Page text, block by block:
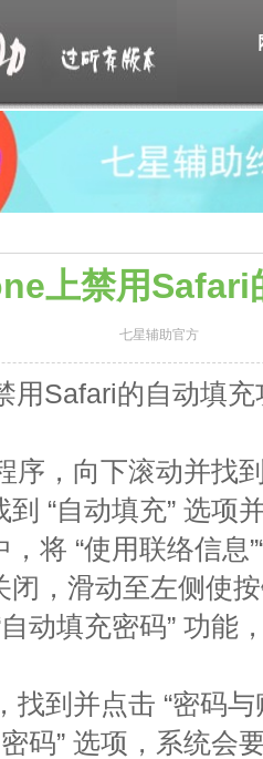
上禁用Safari
七星辅助官方
用Safari的自动填
序，向下滚动并找
“自动填充” 选项
将 “使用联络信息
闭，滑动至左侧使
动填充密码” 功能
找到并点击 “密码
码” 选项，系统会